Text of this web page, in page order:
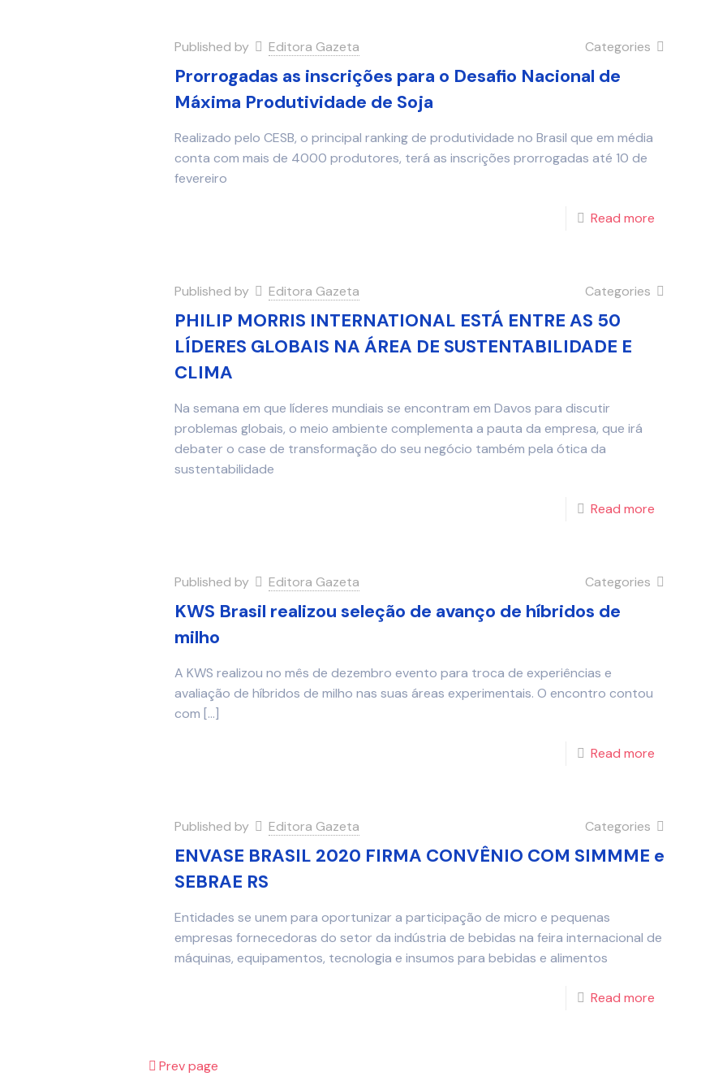
Published by Editora Gazeta Categories
Prorrogadas as inscrições para o Desafio Nacional de
Máxima Produtividade de Soja
Realizado pelo CESB, o principal ranking de produtividade no Brasil que em média
conta com mais de 4000 produtores, terá as inscrições prorrogadas até 10 de
fevereiro
Read more
Published by Editora Gazeta Categories
PHILIP MORRIS INTERNATIONAL ESTÁ ENTRE AS 50
LÍDERES GLOBAIS NA ÁREA DE SUSTENTABILIDADE E
CLIMA
Na semana em que líderes mundiais se encontram em Davos para discutir
problemas globais, o meio ambiente complementa a pauta da empresa, que irá
debater o case de transformação do seu negócio também pela ótica da
sustentabilidade
Read more
Published by Editora Gazeta Categories
KWS Brasil realizou seleção de avanço de híbridos de
milho
A KWS realizou no mês de dezembro evento para troca de experiências e
avaliação de híbridos de milho nas suas áreas experimentais. O encontro contou
com […]
Read more
Published by Editora Gazeta Categories
ENVASE BRASIL 2020 FIRMA CONVÊNIO COM SIMMME e
SEBRAE RS
Entidades se unem para oportunizar a participação de micro e pequenas
empresas fornecedoras do setor da indústria de bebidas na feira internacional de
máquinas, equipamentos, tecnologia e insumos para bebidas e alimentos
Read more
Prev page